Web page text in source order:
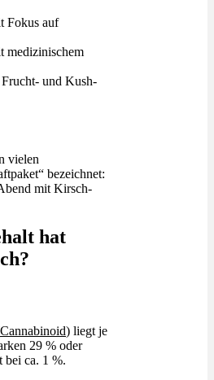
Fokus auf
medizinischem
und Kush-
vielen
bezeichnet:
mit Kirsch-
hat
Cannabinoid) liegt je
29 % oder
bei ca. 1 %.